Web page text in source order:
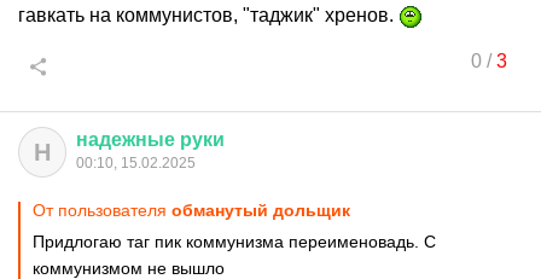
гавкать на коммунистов, "таджик" хренов.
0/3
Н надежные руки
00:10, 15.02.2025
От пользователя обманутый дольщик
Придлогаю таг пик коммунизма переименовадь. С
коммунизмом не вышло